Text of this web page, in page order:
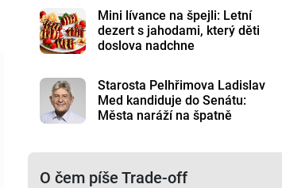
Mini lívance na špejli: Letní
dezert s jahodami, který děti
doslova nadchne
Starosta Pelhřimova Ladislav
Med kandiduje do Senátu:
Města naráží na špatně
O čem píše Trade-off